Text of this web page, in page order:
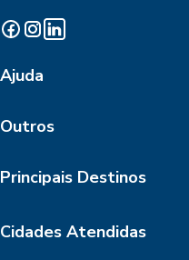
Ajuda
Outros
Principais Destinos
Cidades Atendidas